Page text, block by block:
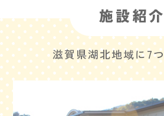
施設紹介
滋賀県湖北地域に7